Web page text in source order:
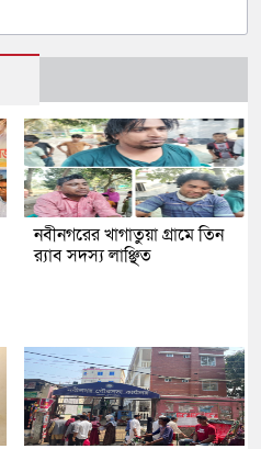
নবীনগরের খাগাতুয়া গ্রামে তিন
র‍্যাব সদস্য লাঞ্ছিত